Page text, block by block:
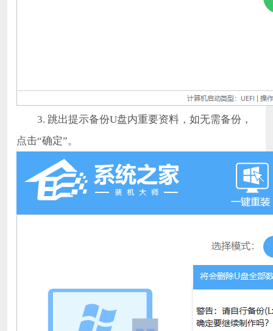
3. 跳出提示备份U盘内重要资料，如无需备份，
点击“确定”。